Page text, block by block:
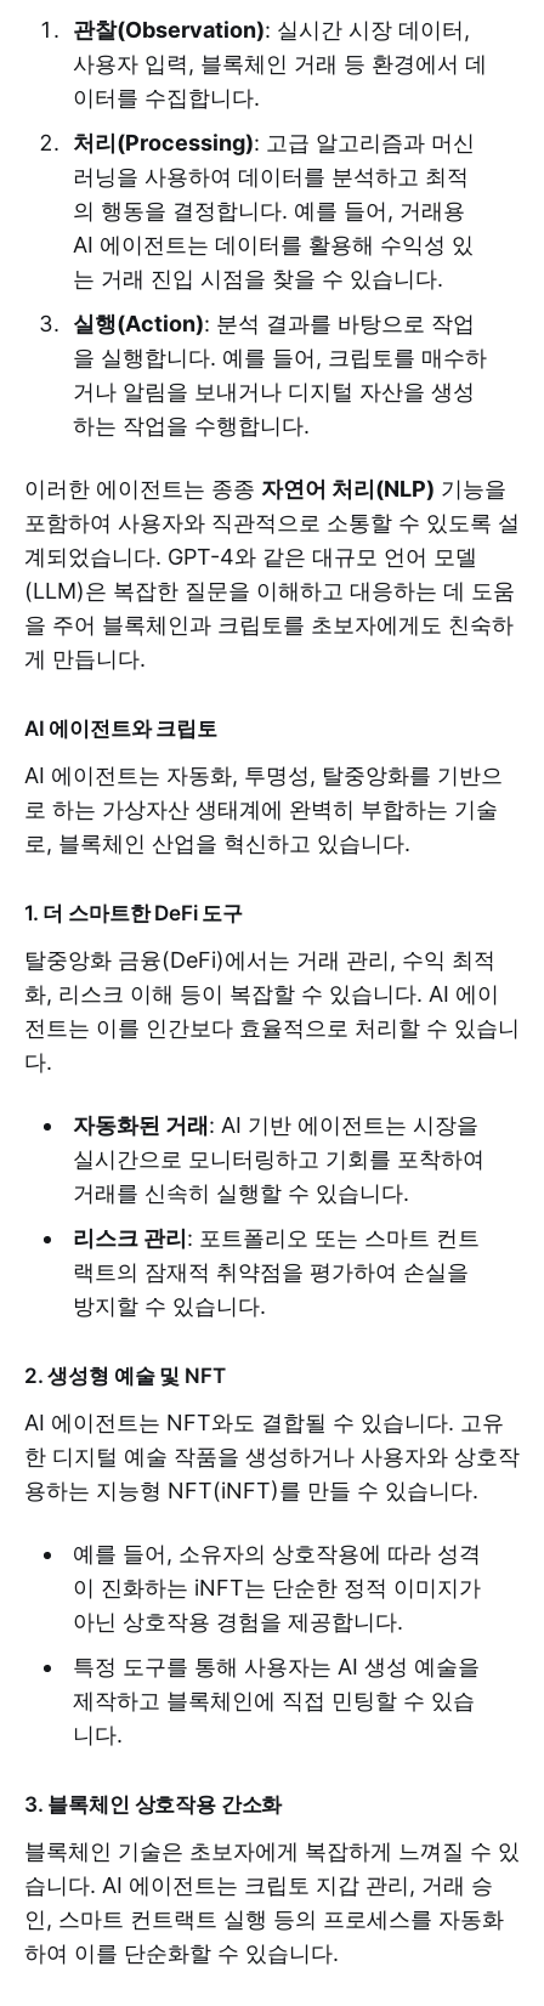
관찰(Observation): 실시간 시장 데이터,
사용자 입력, 블록체인 거래 등 환경에서 데
이터를 수집합니다.
처리(Processing): 고급 알고리즘과 머신
러닝을 사용하여 데이터를 분석하고 최적
의 행동을 결정합니다. 예를 들어, 거래용
AI 에이전트는 데이터를 활용해 수익성 있
는 거래 진입 시점을 찾을 수 있습니다.
실행(Action): 분석 결과를 바탕으로 작업
을 실행합니다. 예를 들어, 크립토를 매수하
거나 알림을 보내거나 디지털 자산을 생성
하는 작업을 수행합니다.
이러한 에이전트는 종종 자연어 처리(NLP) 기능을
포함하여 사용자와 직관적으로 소통할 수 있도록 설
계되었습니다. GPT-4와 같은 대규모 언어 모델
(LLM)은 복잡한 질문을 이해하고 대응하는 데 도움
을 주어 블록체인과 크립토를 초보자에게도 친숙하
게 만듭니다.
AI 에이전트와 크립토
AI 에이전트는 자동화, 투명성, 탈중앙화를 기반으
로 하는 가상자산 생태계에 완벽히 부합하는 기술
로, 블록체인 산업을 혁신하고 있습니다.
1. 더 스마트한 DeFi 도구
탈중앙화 금융(DeFi)에서는 거래 관리, 수익 최적
화, 리스크 이해 등이 복잡할 수 있습니다. AI 에이
전트는 이를 인간보다 효율적으로 처리할 수 있습니
다.
자동화된 거래: AI 기반 에이전트는 시장을
실시간으로 모니터링하고 기회를 포착하여
거래를 신속히 실행할 수 있습니다.
리스크 관리: 포트폴리오 또는 스마트 컨트
랙트의 잠재적 취약점을 평가하여 손실을
방지할 수 있습니다.
2. 생성형 예술 및 NFT
AI 에이전트는 NFT와도 결합될 수 있습니다. 고유
한 디지털 예술 작품을 생성하거나 사용자와 상호작
용하는 지능형 NFT(iNFT)를 만들 수 있습니다.
예를 들어, 소유자의 상호작용에 따라 성격
이 진화하는 iNFT는 단순한 정적 이미지가
아닌 상호작용 경험을 제공합니다.
​특정 도구를 통해 사용자는 AI 생성 예술을
제작하고 블록체인에 직접 민팅할 수 있습
니다.
3. 블록체인 상호작용 간소화
블록체인 기술은 초보자에게 복잡하게 느껴질 수 있
습니다. AI 에이전트는 크립토 지갑 관리, 거래 승
인, 스마트 컨트랙트 실행 등의 프로세스를 자동화
하여 이를 단순화할 수 있습니다.